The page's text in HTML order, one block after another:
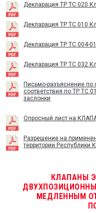
Декларация ТР ТС 020
Декларация ТР ТС 010
Декларация ТР ТС 004-
Декларация ТР ТС 032
Письмо-разъяснение по
соответствия по ТР ТС
заслонки
Опросный лист на
Разрешение на
территории Республики
КЛАПАНЫ
МЕДЛЕННЫМ